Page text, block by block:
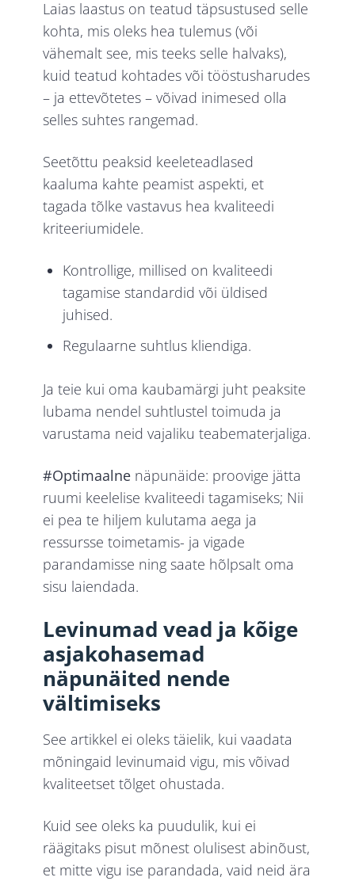
Laias laastus on teatud täpsustused selle
kohta, mis oleks hea tulemus (või
vähemalt see, mis teeks selle halvaks),
kuid teatud kohtades või tööstusharudes
– ja ettevõtetes – võivad inimesed olla
selles suhtes rangemad.
Seetõttu peaksid keeleteadlased
kaaluma kahte peamist aspekti, et
tagada tõlke vastavus hea kvaliteedi
kriteeriumidele.
Kontrollige, millised on kvaliteedi
tagamise standardid või üldised
juhised.
Regulaarne suhtlus kliendiga.
Ja teie kui oma kaubamärgi juht peaksite
lubama nendel suhtlustel toimuda ja
varustama neid vajaliku teabematerjaliga.
#Optimaalne näpunäide: proovige jätta
ruumi keelelise kvaliteedi tagamiseks; Nii
ei pea te hiljem kulutama aega ja
ressursse toimetamis- ja vigade
parandamisse ning saate hõlpsalt oma
sisu laiendada.
Levinumad vead ja kõige
asjakohasemad
näpunäited nende
vältimiseks
See artikkel ei oleks täielik, kui vaadata
mõningaid levinumaid vigu, mis võivad
kvaliteetset tõlget ohustada.
Kuid see oleks ka puudulik, kui ei
räägitaks pisut mõnest olulisest abinõust,
et mitte vigu ise parandada, vaid neid ära